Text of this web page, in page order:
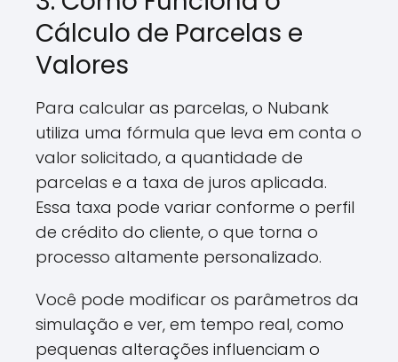
Cálculo de Parcelas e
Valores
Para calcular as parcelas, o Nubank
utiliza uma fórmula que leva em conta o
valor solicitado, a quantidade de
parcelas e a taxa de juros aplicada.
Essa taxa pode variar conforme o perfil
de crédito do cliente, o que torna o
processo altamente personalizado.
Você pode modificar os parâmetros da
simulação e ver, em tempo real, como
pequenas alterações influenciam o